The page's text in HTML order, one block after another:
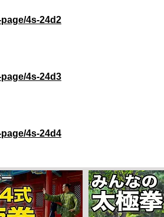
4s-24d2
4s-24d3
4s-24d4